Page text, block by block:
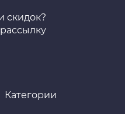
скидок?
Категории